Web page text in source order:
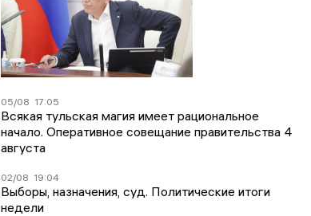
05/08 17:05
Всякая тульская магия имеет рациональное
начало. Оперативное совещание правительства 4
августа
02/08 19:04
Выборы, назначения, суд. Политические итоги
недели